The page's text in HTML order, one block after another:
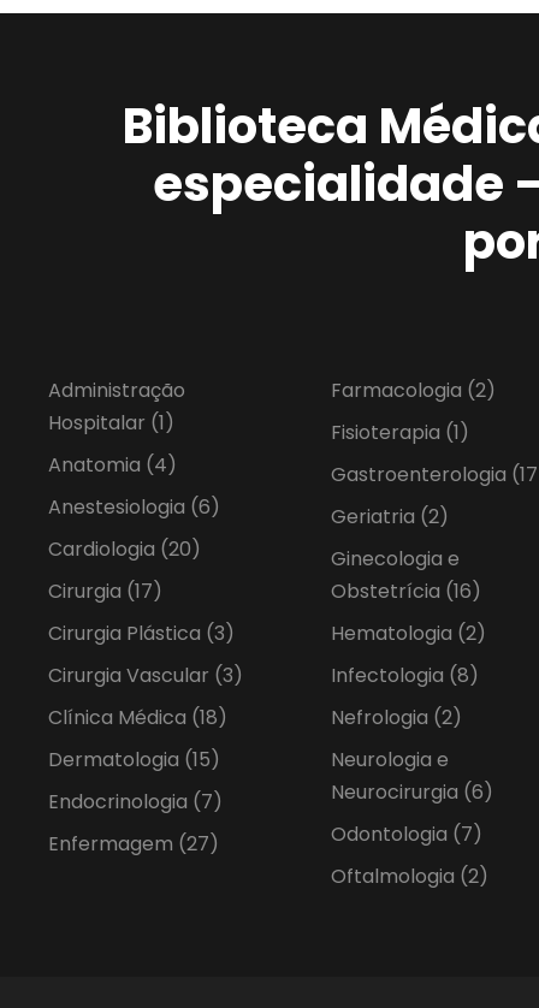
Biblioteca
especialidade
Administração
Hospitalar (1)
Anatomia (4)
Anestesiologia (6)
Cardiologia (20)
Cirurgia (17)
Cirurgia Plástica (3)
Cirurgia Vascular (3)
Clínica Médica (18)
Dermatologia (15)
Endocrinologia (7)
Enfermagem (27)
Farmacologia (2)
Fisioterapia (1)
Gastroenterologia
Geriatria (2)
Ginecologia e
Obstetrícia (16)
Hematologia (2)
Infectologia (8)
Nefrologia (2)
Neurologia e
Neurocirurgia (6)
Odontologia (7)
Oftalmologia (2)